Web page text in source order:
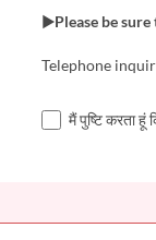
▶Please be sure
Telephone
मैं पुष्टि करता